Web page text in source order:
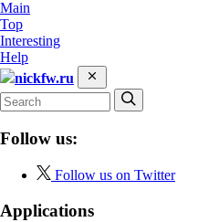
Main
Top
Interesting
Help
nickfw.ru
Follow us:
Follow us on Twitter
Applications